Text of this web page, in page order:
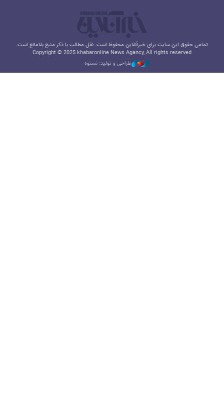
تمامی حقوق این سایت برای خبرآنلاین محفوظ است. نقل مطالب با ذکر منبع بلامانع است.
Copyright © 2025 khabaronline News Agancy, All rights reserved
طراحی و تولید: نستوه